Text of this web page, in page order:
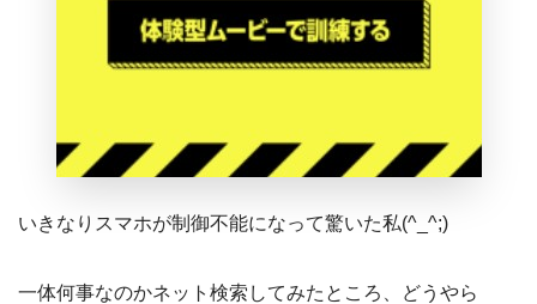
いきなりスマホが制御不能になって驚いた私(^_^;)
一体何事なのかネット検索してみたところ、どうやら